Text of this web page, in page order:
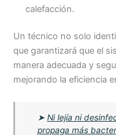
calefacción.
Un técnico no solo
que garantizará que el
manera adecuada y
mejorando la eficiencia
➤Ni lejía ni
propaga más